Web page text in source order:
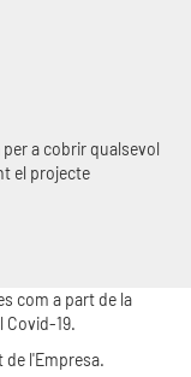
a cobrir qualsevol
el projecte
com a part de la
Covid-19.
l'Empresa.